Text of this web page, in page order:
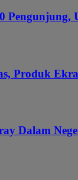
Produk
Dalam